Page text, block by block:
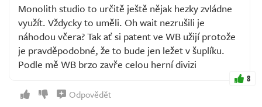
Monolith studio to určitě ještě nějak hezky zvládne
využít. Vždycky to uměli. Oh wait nezrušili je
náhodou včera? Tak ať si patent ve WB užijí protože
je pravděpodobné, že to bude jen ležet v šuplíku.
Podle mě WB brzo zavře celou herní divizi
8
Odpovědět